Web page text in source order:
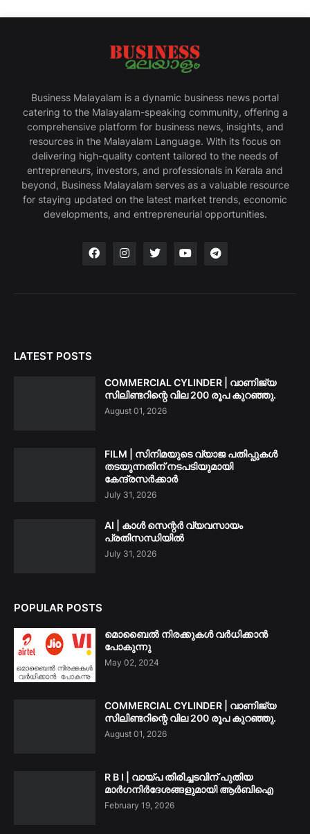
Business Malayalam is a dynamic business news portal
catering to the Malayalam-speaking community, offering a
comprehensive platform for business news, insights, and
resources in the Malayalam Language. With its focus on
delivering high-quality content tailored to the needs of
entrepreneurs, investors, and professionals in Kerala and
beyond, Business Malayalam serves as a valuable resource
for staying updated on the latest market trends, economic
developments, and entrepreneurial opportunities.
LATEST POSTS
COMMERCIAL CYLINDER | വാണിജ്യ
സിലിണ്ടറിന്റെ വില 200 രൂപ കുറഞ്ഞു.
August 01, 2026
FILM | സിനിമയുടെ വ്യാജ പതിപ്പുകൾ
തടയുന്നതിന് നടപടിയുമായി
കേന്ദ്രസർക്കാർ
July 31, 2026
AI | കാൾ സെന്റർ വ്യവസായം
പ്രതിസന്ധിയിൽ
July 31, 2026
POPULAR POSTS
മൊബൈൽ നിരക്കുകൾ വർധിക്കാൻ
പോകുന്നു
May 02, 2024
COMMERCIAL CYLINDER | വാണിജ്യ
സിലിണ്ടറിന്റെ വില 200 രൂപ കുറഞ്ഞു.
August 01, 2026
R B I | വായ്പ തിരിച്ചടവിന് പുതിയ
മാർഗനിർദേശങ്ങളുമായി ആർബിഐ
February 19, 2026